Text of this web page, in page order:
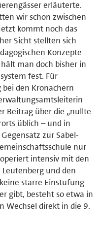
erläuterte.
wir schon zwischen
kommt noch das
Sicht stellten sich
Konzepte
man doch bisher in
fest. Für
den Kronachern
Beitrag über die „nullte
üblich – und in
zur Sabel-
nur
intensiv mit den
und den
starre Einstufung
gibt, besteht so etwa in
Wechsel direkt in die 9.